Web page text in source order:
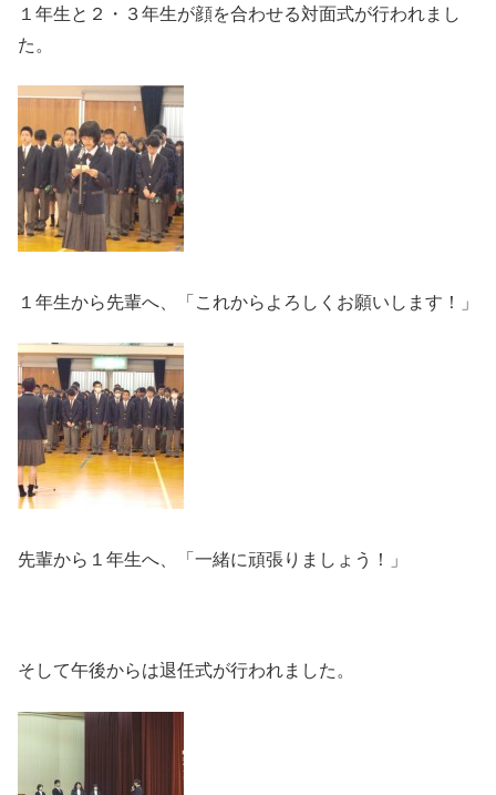
１年生と２・３年生が顔を合わせる対面式が行われまし
た。
１年生から先輩へ、「これからよろしくお願いします！」
先輩から１年生へ、「一緒に頑張りましょう！」
そして午後からは退任式が行われました。